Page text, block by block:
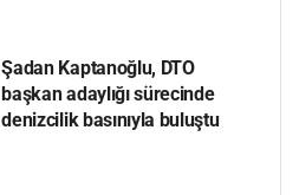
Şadan Kaptanoğlu, DTO
başkan adaylığı sürecinde
denizcilik basınıyla buluştu